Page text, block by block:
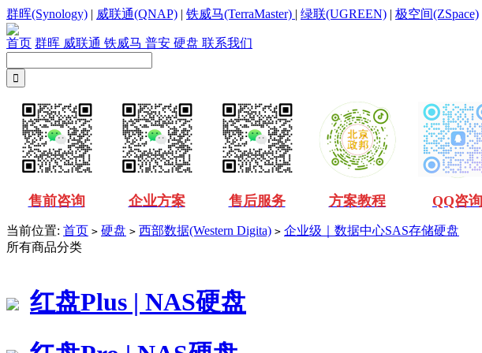
群晖(Synology) | 威联通(QNAP) | 铁威马(TerraMaster) | 绿联(UGREEN) | 极空间(ZSpace)
首页 群晖 威联通 铁威马 普安 硬盘 联系我们
售前咨询 企业方案 售后服务 方案教程 QQ咨询
当前位置: 首页 > 硬盘 > 西部数据(Western Digita) > 企业级｜数据中心SAS存储硬盘
所有商品分类
红盘Plus | NAS硬盘